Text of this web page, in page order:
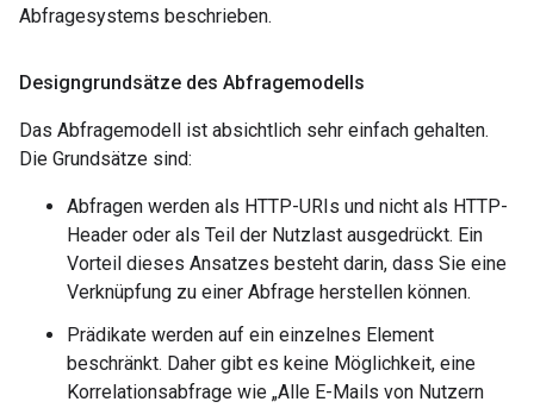
Abfragesystems beschrieben.
Designgrundsätze des Abfragemodells
Das Abfragemodell ist absichtlich sehr einfach gehalten.
Die Grundsätze sind:
Abfragen werden als HTTP-URIs und nicht als HTTP-
Header oder als Teil der Nutzlast ausgedrückt. Ein
Vorteil dieses Ansatzes besteht darin, dass Sie eine
Verknüpfung zu einer Abfrage herstellen können.
Prädikate werden auf ein einzelnes Element
beschränkt. Daher gibt es keine Möglichkeit, eine
Korrelationsabfrage wie „Alle E-Mails von Nutzern